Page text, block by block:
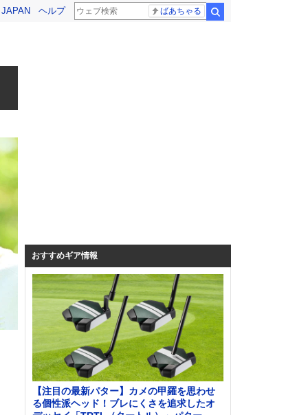
ヘルプ ばあちゃる
おすすめギア情報
【注目の最新パター】カメの甲羅を思わせ
る個性派ヘッド！ブレにくさを追求したオ